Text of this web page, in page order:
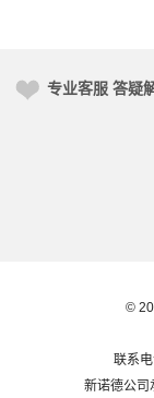
专业客服 答疑
©
联系
新诺德公司